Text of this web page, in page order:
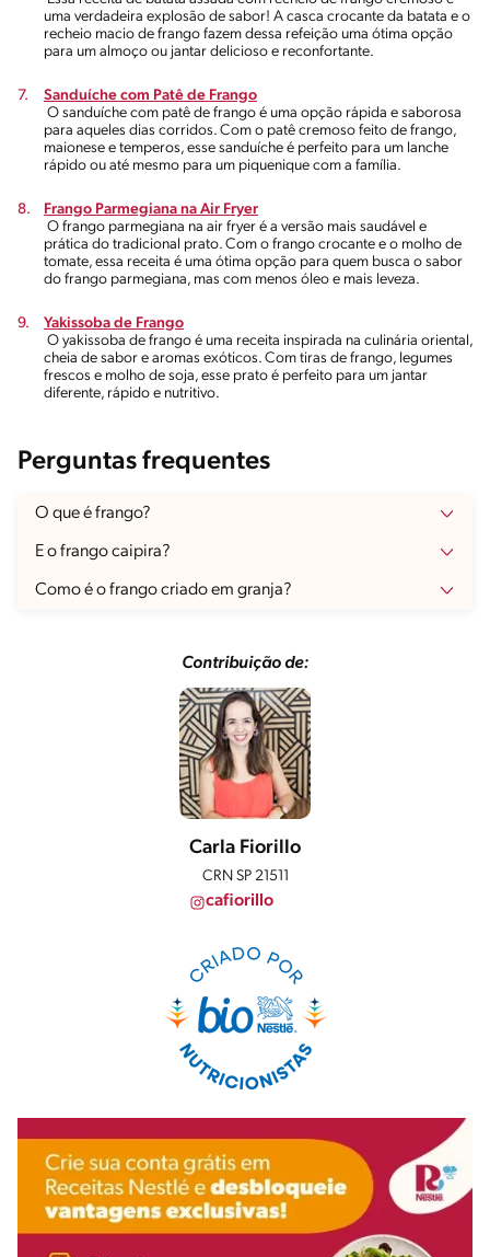
uma verdadeira explosão de sabor! A casca crocante da batata e o
recheio macio de frango fazem dessa refeição uma ótima opção
para um almoço ou jantar delicioso e reconfortante.
Sanduíche com Patê de Frango
O sanduíche com patê de frango é uma opção rápida e saborosa
para aqueles dias corridos. Com o patê cremoso feito de frango,
maionese e temperos, esse sanduíche é perfeito para um lanche
rápido ou até mesmo para um piquenique com a família.
Frango Parmegiana na Air Fryer
O frango parmegiana na air fryer é a versão mais saudável e
prática do tradicional prato. Com o frango crocante e o molho de
tomate, essa receita é uma ótima opção para quem busca o sabor
do frango parmegiana, mas com menos óleo e mais leveza.
Yakissoba de Frango
O yakissoba de frango é uma receita inspirada na culinária oriental,
cheia de sabor e aromas exóticos. Com tiras de frango, legumes
frescos e molho de soja, esse prato é perfeito para um jantar
diferente, rápido e nutritivo.
Perguntas frequentes
O que é frango?
E o frango caipira?
Como é o frango criado em granja?
Contribuição de:
Carla Fiorillo
CRN SP 21511
cafiorillo